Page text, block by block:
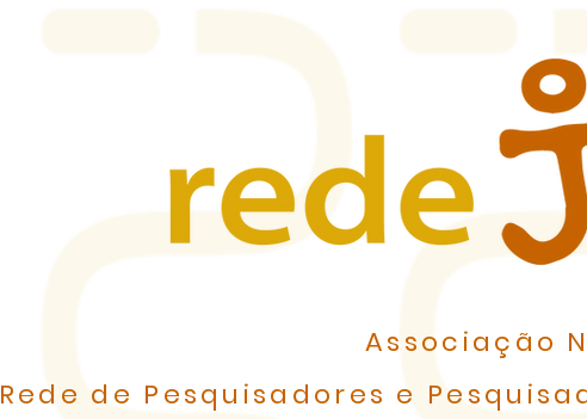
Associação
Rede de Pesquisadores e